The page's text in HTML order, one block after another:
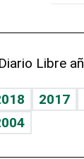
Libre
2017